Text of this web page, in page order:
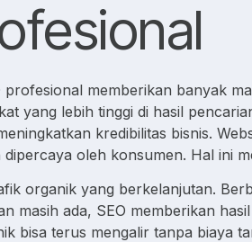
profesional memberikan banyak
yang lebih tinggi di hasil
kredibilitas bisnis.
dipercaya oleh konsumen. Hal ini
organik yang berkelanjutan.
masih ada, SEO memberikan
bisa terus mengalir tanpa biaya